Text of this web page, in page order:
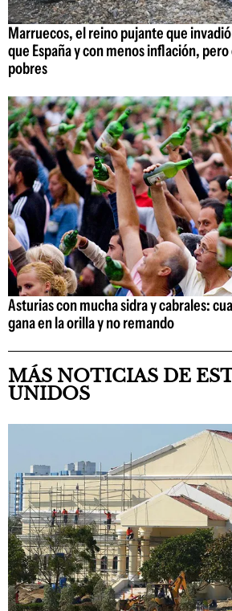
Marruecos, el reino pujante que
que España y con menos inflación,
pobres
Asturias con mucha sidra y cabrales:
gana en la orilla y no remando
MÁS NOTICIAS DE
UNIDOS